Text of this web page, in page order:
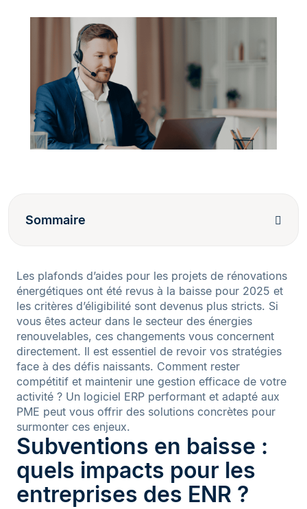
Sommaire
Les plafonds d’aides pour les projets de rénovations
énergétiques ont été revus à la baisse pour 2025 et
les critères d’éligibilité sont devenus plus stricts. Si
vous êtes acteur dans le secteur des énergies
renouvelables, ces changements vous concernent
directement. Il est essentiel de revoir vos stratégies
face à des défis naissants. Comment rester
compétitif et maintenir une gestion efficace de votre
activité ? Un logiciel ERP performant et adapté aux
PME peut vous offrir des solutions concrètes pour
surmonter ces enjeux.
Subventions en baisse :
quels impacts pour les
entreprises des ENR ?